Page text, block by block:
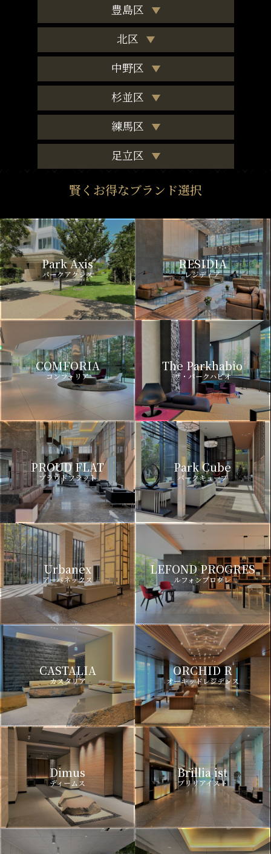
豊島区
北区
中野区
杉並区
練馬区
足立区
賢くお得なブランド選択
Park Axis
パークアクシス
RESIDIA
レジディア
COMFORIA
コンフォリア
The Parkhabio
ザ・パークハビオ
PROUD FLAT
プラウドフラット
Park Cube
パークキューブ
Urbanex
アーバネックス
LEFOND PROGRES
ルフォンプログレ
CASTALIA
カスタリア
ORCHID R
オーキッドレジデンス
Dimus
ディームス
Brillia ist
ブリリアイスト